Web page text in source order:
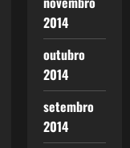
2014
outubro
2014
setembro
2014